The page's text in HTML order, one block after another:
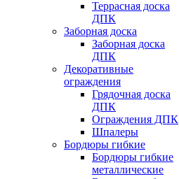
Террасная доска
ДПК
Заборная доска
Заборная доска
ДПК
Декоративные
ограждения
Грядочная доска
ДПК
Ограждения ДПК
Шпалеры
Бордюры гибкие
Бордюры гибкие
металлические